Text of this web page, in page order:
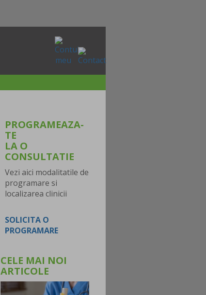
PROGRAMEAZA-
TE
LA O
CONSULTATIE
Vezi aici modalitatile de
programare si
localizarea clinicii
SOLICITA O
PROGRAMARE
CELE MAI NOI
ARTICOLE